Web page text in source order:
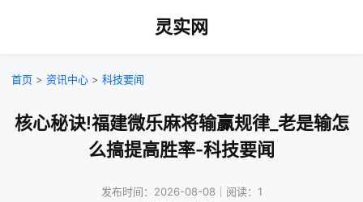
灵实网
首页 > 资讯中心 > 科技要闻
核心秘诀!福建微乐麻将输赢规律_老是输怎
么搞提高胜率-科技要闻
发布时间：2026-08-08｜阅读：1